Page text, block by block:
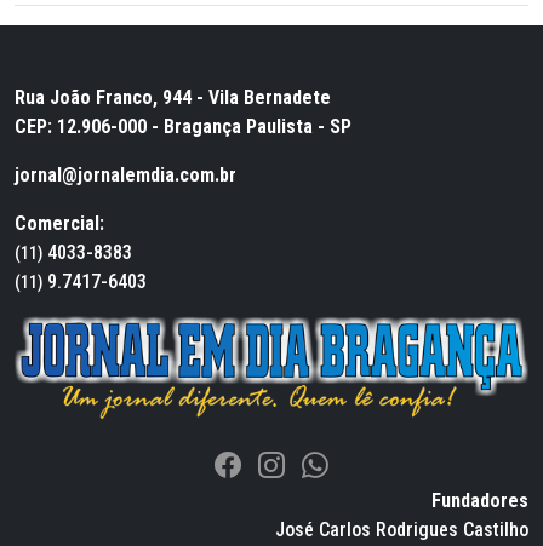
Rua João Franco, 944 - Vila Bernadete
CEP: 12.906-000 - Bragança Paulista - SP
jornal@jornalemdia.com.br
Comercial:
(11) 4033-8383
(11) 9.7417-6403
Fundadores
José Carlos Rodrigues Castilho